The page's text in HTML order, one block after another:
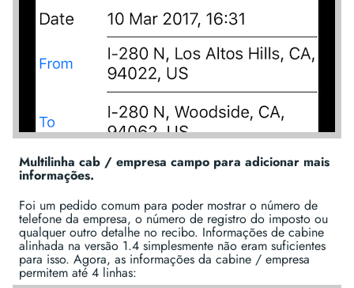
Multilinha cab / empresa campo para adicionar mais
informações.
Foi um pedido comum para poder mostrar o número de
telefone da empresa, o número de registro do imposto ou
qualquer outro detalhe no recibo. Informações de cabine
alinhada na versão 1.4 simplesmente não eram suficientes
para isso. Agora, as informações da cabine / empresa
permitem até 4 linhas: